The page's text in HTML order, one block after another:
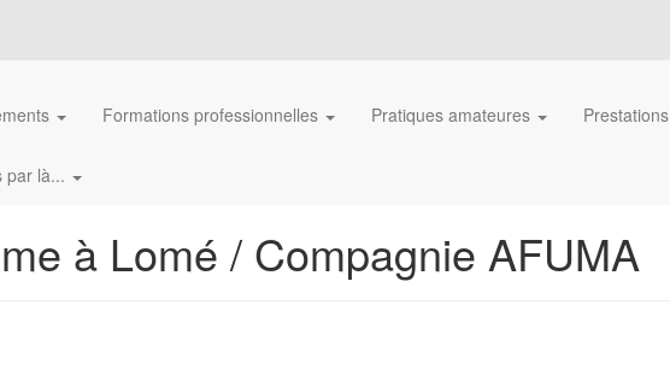
Formations professionnelles Pratiques amateures Prestations
par là...
à Lomé / Compagnie AFUMA